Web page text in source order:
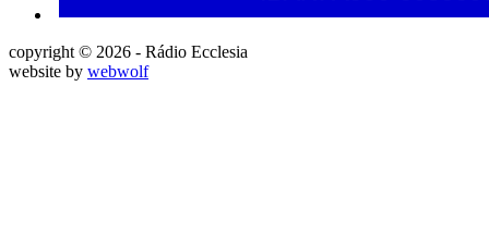
copyright © 2026 - Rádio Ecclesia
website by webwolf